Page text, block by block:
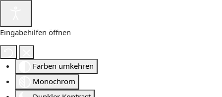
Eingabehilfen öffnen
Farben umkehren
Monochrom